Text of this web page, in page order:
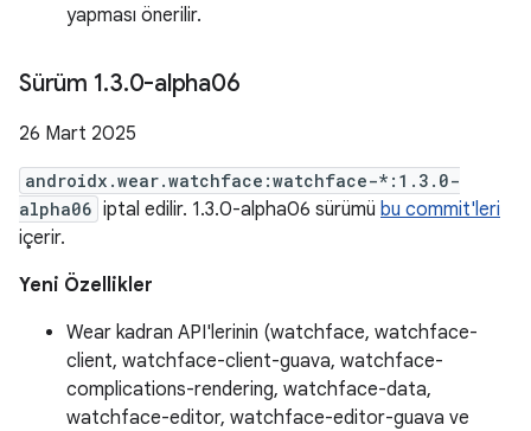
yapması önerilir.
Sürüm 1.3.0-alpha06
26 Mart 2025
androidx.wear.watchface:watchface-*:1.3.0-
alpha06 iptal edilir. 1.3.0-alpha06 sürümü bu commit'leri
içerir.
Yeni Özellikler
Wear kadran API'lerinin (watchface, watchface-
client, watchface-client-guava, watchface-
complications-rendering, watchface-data,
watchface-editor, watchface-editor-guava ve